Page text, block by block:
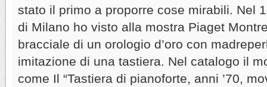
stato il primo a proporre cose mirabili. Nel
di Milano ho visto alla mostra Piaget
bracciale di un orologio d’oro con
imitazione di una tastiera. Nel catalogo il
come Il “Tastiera di pianoforte, anni ’70,